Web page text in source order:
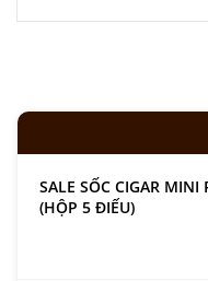
SALE SỐC CIGAR MINI
(HỘP 5 ĐIẾU)